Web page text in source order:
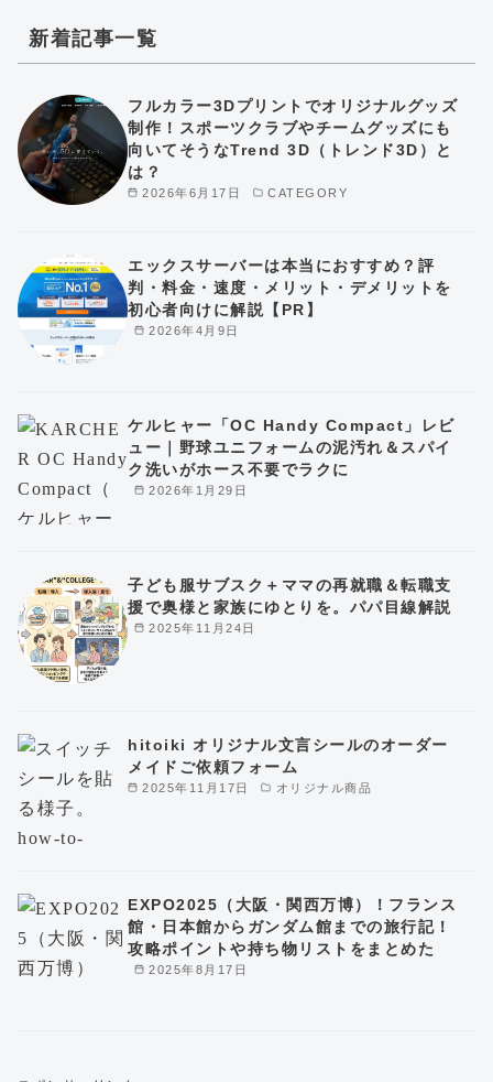
新着記事一覧
2026年6月17日 CATEGORY
フルカラー3Dプリントでオリジナルグッズ
制作！スポーツクラブやチームグッズにも
向いてそうなTrend 3D（トレンド3D）と
は？
2026年4月9日
エックスサーバーは本当におすすめ？評
判・料金・速度・メリット・デメリットを
初心者向けに解説【PR】
2026年1月29日
ケルヒャー「OC Handy Compact」レビ
ュー｜野球ユニフォームの泥汚れ＆スパイ
ク洗いがホース不要でラクに
2025年11月24日
子ども服サブスク＋ママの再就職＆転職支
援で奥様と家族にゆとりを。パパ目線解説
2025年11月17日 オリジナル商品
hitoiki オリジナル文言シールのオーダー
メイドご依頼フォーム
2025年8月17日
EXPO2025（大阪・関西万博）！フランス
館・日本館からガンダム館までの旅行記！
攻略ポイントや持ち物リストをまとめた